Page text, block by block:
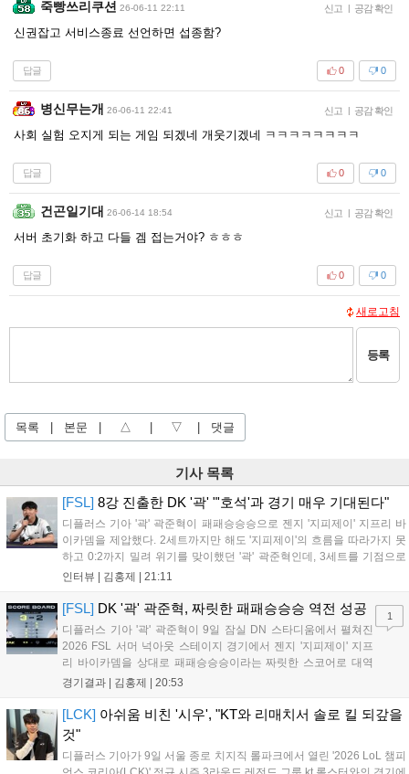
죽빵쓰리쿠션 26-06-11 22:11 신고 | 공감 확인
신권잡고 서비스종료 선언하면 섭종함?
답글 0
0
병신무는개 26-06-11 22:41 신고 | 공감 확인
사회 실험 오지게 되는 게임 되겠네 개웃기겠네 ㅋㅋㅋㅋㅋㅋㅋㅋ
답글 0
0
건곤일기대 26-06-14 18:54 신고 | 공감 확인
서버 초기화 하고 다들 겜 접는거야? ㅎㅎㅎ
답글 0
0
새로고침
등록
목록 본문 △ ▽ 댓글
기사 목록
[FSL] 8강 진출한 DK '곽' "'호석'과 경기 매우 기대된다"
디플러스 기아 '곽' 곽준혁이 패패승승승으로 젠지 '지피제이' 지프리 바
이카뎀을 제압했다. 2세트까지만 해도 '지피제이'의 흐름을 따라가지 못
하고 0:2까지 밀려 위기를 맞이했던 '곽' 곽준혁인데, 3세트를 기점으로
분위기를 완전히 바꿨다. 3세트를 4:2로 승리한 뒤 이후부터는 완전히
인터뷰 | 김홍제 21:11
[FSL] DK '곽' 곽준혁, 짜릿한 패패승승승 역전 성공
디플러스 기아 '곽' 곽준혁이 9일 잠실 DN 스타디움에서 펼쳐진
2026 FSL 서머 넉아웃 스테이지 경기에서 젠지 '지피제이' 지프
리 바이카뎀을 상대로 패패승승승이라는 짜릿한 스코어로 대역
전에 성공하며 파이널 스테이지로 향했다. 1세트, 전반전은 서로
로 깔끔한 마무리에 성공했고, '곽...
경기결과 | 김홍제 20:53
1
[LCK] 아쉬움 비친 '시우', "KT와 리매치서 솔로 킬 되갚을
것"
디플러스 기아가 9일 서울 종로 치지직 롤파크에서 열린 '2026 LoL 챔피